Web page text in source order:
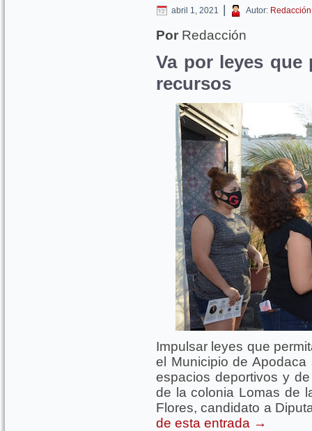
abril 1, 2021 | Autor:
Por Redacción
Va por leyes que
recursos
Impulsar leyes que
el Municipio de
espacios deportivos y
de la colonia Lomas de
Flores, candidato a
de esta entrada →